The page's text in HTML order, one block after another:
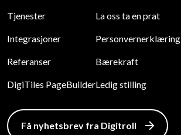
Tjenester
Integrasjoner
Referanser
DigiTiles PageBuilder
La oss ta en prat
Personvernerklæring
Bærekraft
Ledig stilling
Få nyhetsbrev fra Digitroll